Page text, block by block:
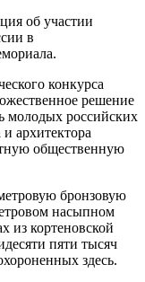
об участии
в
конкурса
решение
молодых российских
архитектора
общественную
бронзовую
насыпном
из кортеновской
пяти тысяч
здесь.